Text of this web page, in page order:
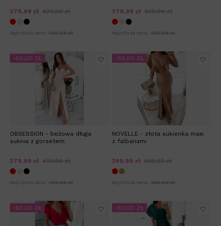
379,99 zł 439,99 zł
Najniższa cena: 439,99 zł
379,99 zł 439,99 zł
Najniższa cena: 439,99 zł
OBSESSION - beżowa długa
suknia z gorsetem
379,99 zł 439,99 zł
Najniższa cena: 439,99 zł
-60,00 ZŁ
NOVELLE - złota sukienka maxi
z falbanami
399,99 zł 459,99 zł
Najniższa cena: 459,99 zł
-60,00 ZŁ
-60,00 ZŁ -60,00 ZŁ